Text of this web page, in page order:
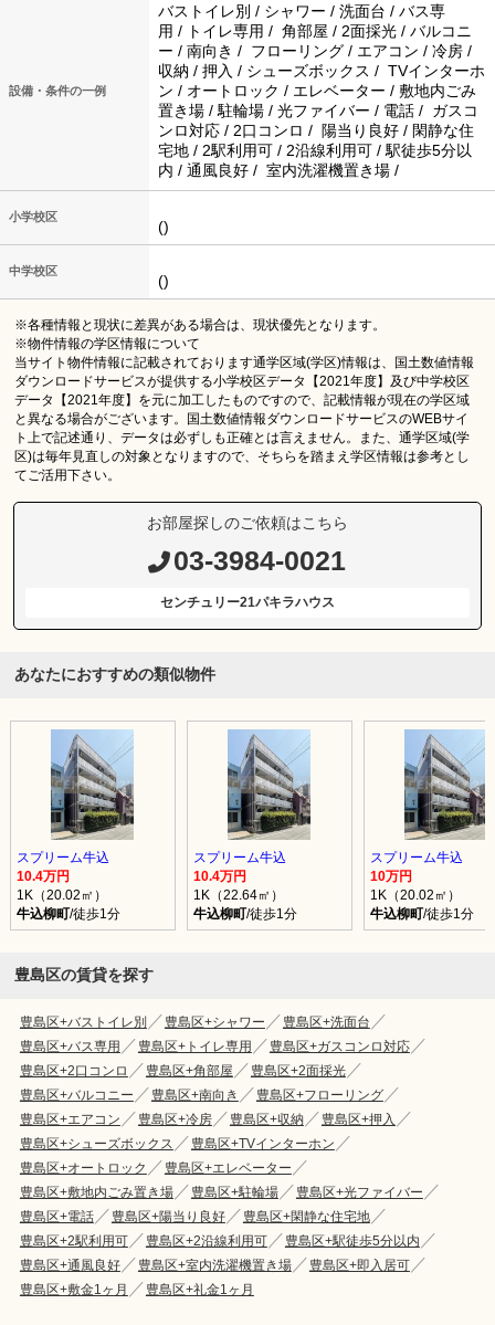
設備・条件の一例
バストイレ別 / シャワー / 洗面台 / バス専
用 / トイレ専用 / 角部屋 / 2面採光 / バルコニ
ー / 南向き / フローリング / エアコン / 冷房 /
収納 / 押入 / シューズボックス / TVインターホ
ン / オートロック / エレベーター / 敷地内ごみ
置き場 / 駐輪場 / 光ファイバー / 電話 / ガスコ
ンロ対応 / 2口コンロ / 陽当り良好 / 閑静な住
宅地 / 2駅利用可 / 2沿線利用可 / 駅徒歩5分以
内 / 通風良好 / 室内洗濯機置き場 /
小学校区
()
中学校区
()
※各種情報と現状に差異がある場合は、現状優先となります。
※物件情報の学区情報について
当サイト物件情報に記載されております通学区域(学区)情報は、国土数値情報
ダウンロードサービスが提供する小学校区データ【2021年度】及び中学校区
データ【2021年度】を元に加工したものですので、記載情報が現在の学区域
と異なる場合がございます。国土数値情報ダウンロードサービスのWEBサイ
ト上で記述通り、データは必ずしも正確とは言えません。また、通学区域(学
区)は毎年見直しの対象となりますので、そちらを踏まえ学区情報は参考とし
てご活用下さい。
お部屋探しのご依頼はこちら
03-3984-0021
センチュリー21パキラハウス
あなたにおすすめの類似物件
スプリーム牛込
10.4万円
1K（20.02㎡）
牛込柳町/徒歩1分
スプリーム牛込
10.4万円
1K（22.64㎡）
牛込柳町/徒歩1分
スプリーム牛込
10万円
1K（20.02㎡）
牛込柳町/徒歩1分
豊島区の賃貸を探す
豊島区+バストイレ別 豊島区+シャワー
豊島区+洗面台
豊島区+バス専用
豊島区+トイレ専用
豊島区+ガスコンロ対応
豊島区+2口コンロ
豊島区+角部屋
豊島区+2面採光
豊島区+バルコニー
豊島区+南向き
豊島区+フローリング
豊島区+エアコン
豊島区+冷房 豊島区+収納
豊島区+押入
豊島区+シューズボックス
豊島区+TVインターホン
豊島区+オートロック
豊島区+エレベーター
豊島区+敷地内ごみ置き場
豊島区+駐輪場
豊島区+光ファイバー
豊島区+電話
豊島区+陽当り良好
豊島区+閑静な住宅地
豊島区+2駅利用可
豊島区+2沿線利用可
豊島区+駅徒歩5分以内
豊島区+通風良好
豊島区+室内洗濯機置き場
豊島区+即入居可
豊島区+敷金1ヶ月
豊島区+礼金1ヶ月